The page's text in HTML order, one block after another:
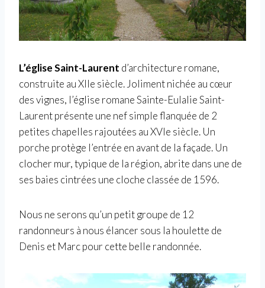
L’église Saint-Laurent d’architecture romane,
construite au XIIe siècle. Joliment nichée au cœur
des vignes, l’église romane Sainte-Eulalie Saint-
Laurent présente une nef simple flanquée de 2
petites chapelles rajoutées au XVIe siècle. Un
porche protège l’entrée en avant de la façade. Un
clocher mur, typique de la région, abrite dans une de
ses baies cintrées une cloche classée de 1596.
Nous ne serons qu’un petit groupe de 12
randonneurs à nous élancer sous la houlette de
Denis et Marc pour cette belle randonnée.